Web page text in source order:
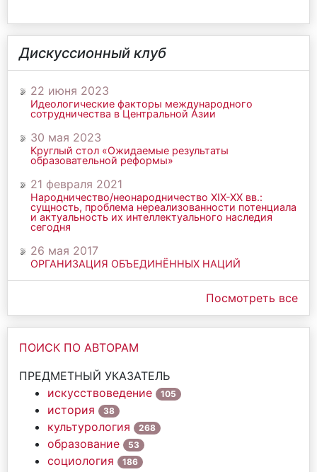
Дискуссионный клуб
22 июня 2023
Идеологические факторы международного
сотрудничества в Центральной Азии
30 мая 2023
Круглый стол «Ожидаемые результаты
образовательной реформы»
21 февраля 2021
Народничество/неонародничество ХIХ-ХХ вв.:
сущность, проблема нереализованности потенциала
и актуальность их интеллектуального наследия
сегодня
26 мая 2017
ОРГАНИЗАЦИЯ ОБЪЕДИНЁННЫХ НАЦИЙ
Посмотреть все
ПОИСК ПО АВТОРАМ
ПРЕДМЕТНЫЙ УКАЗАТЕЛЬ
искусствоведение
105
история 38
культурология 268
образование 53
социология 186